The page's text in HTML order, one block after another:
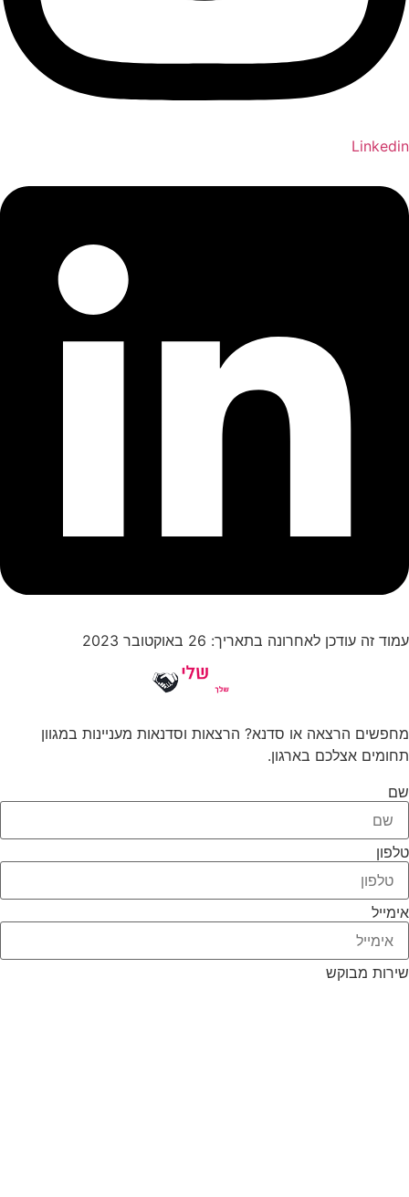
Linkedin
עמוד זה עודכן לאחרונה בתאריך: 26 באוקטובר 2023
מחפשים הרצאה או סדנא? הרצאות וסדנאות מעניינות במגוון
תחומים אצלכם בארגון.
שם
טלפון
אימייל
שירות מבוקש